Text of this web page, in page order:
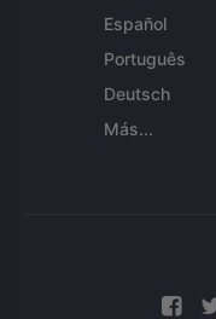
Español
Português
Deutsch
Más...